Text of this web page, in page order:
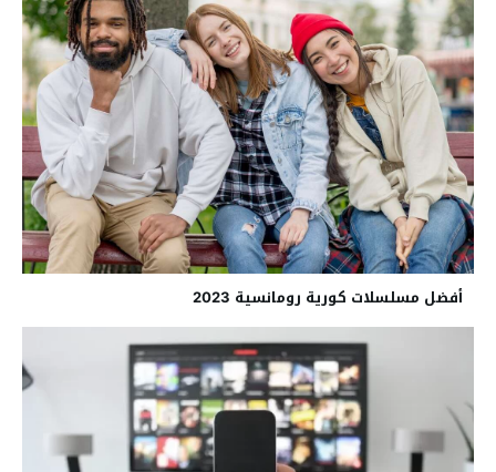
أفضل مسلسلات كورية رومانسية 2023